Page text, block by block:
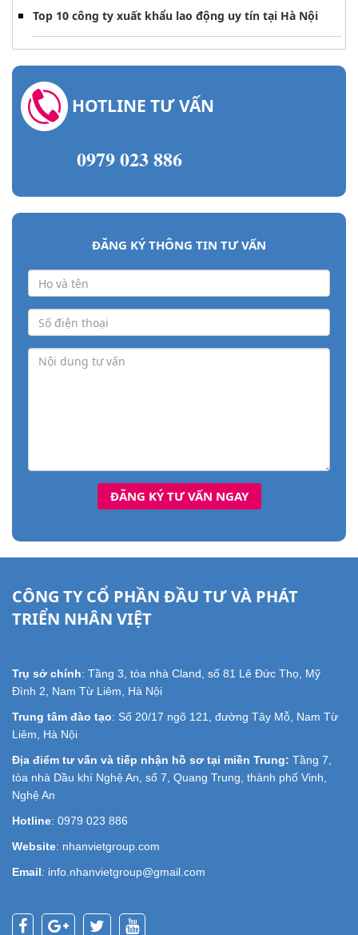
Top 10 công ty xuất khẩu lao động uy tín tại Hà Nội
HOTLINE TƯ VẤN
0979 023 886
ĐĂNG KÝ THÔNG TIN TƯ VẤN
CÔNG TY CỔ PHẦN ĐẦU TƯ VÀ PHÁT
TRIỂN NHÂN VIỆT
Trụ sở chính: Tầng 3, tòa nhà Cland, số 81 Lê Đức Thọ, Mỹ
Đình 2, Nam Từ Liêm, Hà Nội
Trung tâm đào tạo: Số 20/17 ngõ 121, đường Tây Mỗ, Nam Từ
Liêm, Hà Nội
Địa điểm tư vấn và tiếp nhận hồ sơ tại miền Trung: Tầng 7,
tòa nhà Dầu khí Nghệ An, số 7, Quang Trung, thành phố Vinh,
Nghệ An
Hotline: 0979 023 886
Website: nhanvietgroup.com
Email: info.nhanvietgroup@gmail.com